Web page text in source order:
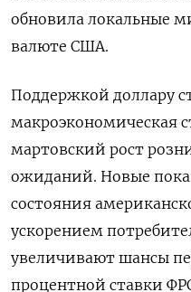
обновила локальные
валюте США.
Поддержкой доллару
макроэкономическая
мартовский рост
ожиданий. Новые
состояния
ускорением
увеличивают шансы
процентной ставки